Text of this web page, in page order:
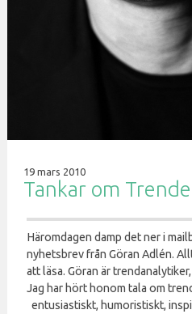
19 mars 2010
Tankar om
Häromdagen damp det ner i
nyhetsbrev från Göran Adlén.
att läsa. Göran är
Jag har hört honom tala om
entusiastiskt, humoristiskt,